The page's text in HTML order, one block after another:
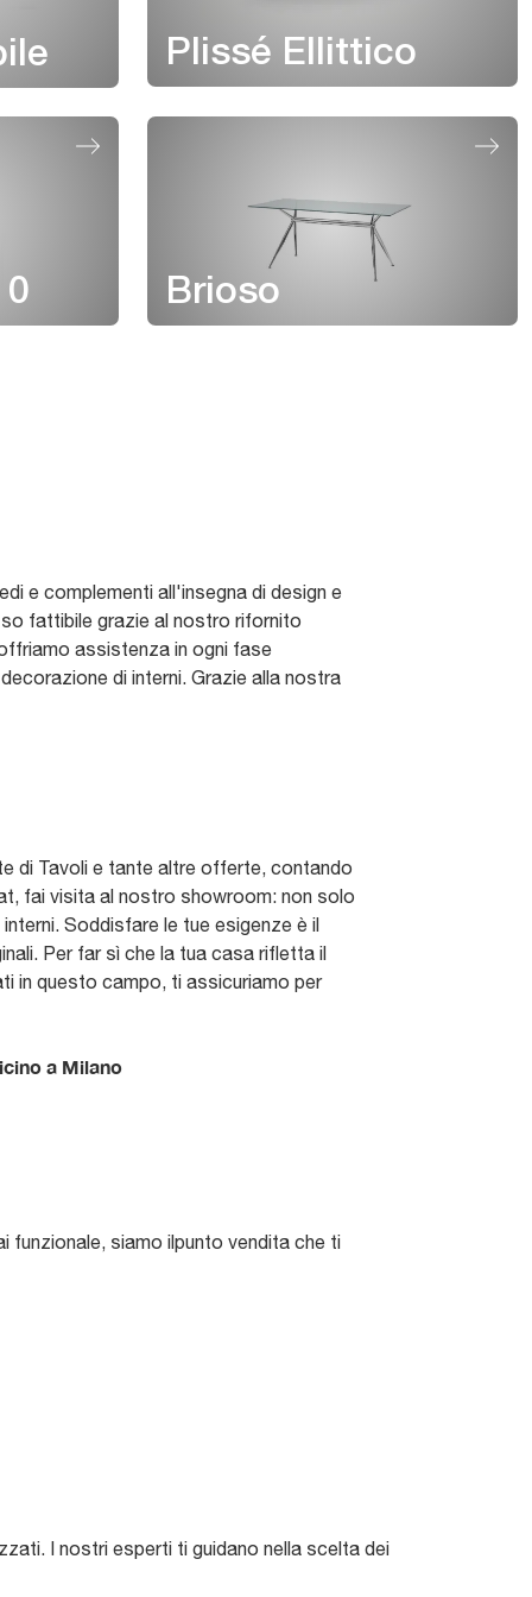
Plissé Ellittico
Brioso
e complementi all'insegna di design e
fattibile grazie al nostro rifornito
assistenza in ogni fase
di interni. Grazie alla nostra
di Tavoli e tante altre offerte, contando
fai visita al nostro showroom: non solo
Soddisfare le tue esigenze è il
Per far sì che la tua casa rifletta il
in questo campo, ti assicuriamo per
a Milano
funzionale, siamo ilpunto vendita che ti
I nostri esperti ti guidano nella scelta dei